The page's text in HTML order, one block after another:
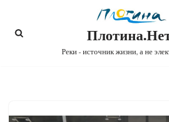
Перейти
Реки - источник жизни, а не